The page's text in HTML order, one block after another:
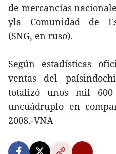
de mercancías
yla Comunidad de
(SNG, en ruso).
Según estadísticas
ventas del
totalizó unos mil
uncuádruplo en
2008.-VNA